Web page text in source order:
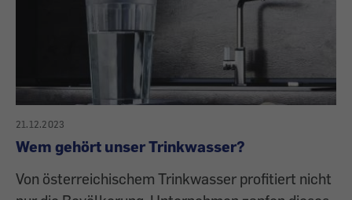
21.12.2023
Wem gehört unser Trinkwasser?
Von österreichischem Trinkwasser profitiert nicht